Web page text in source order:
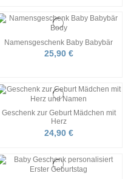
Namensgeschenk Baby Babybär
25,90 €
Geschenk zur Geburt Mädchen mit
Herz
24,90 €